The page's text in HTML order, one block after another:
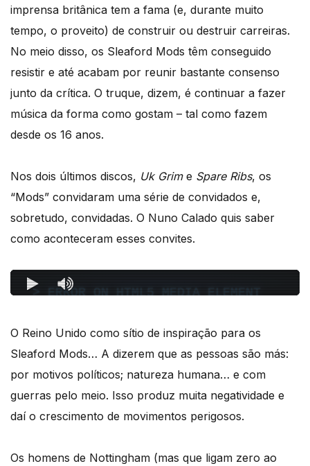
imprensa britânica tem a fama (e, durante muito
tempo, o proveito) de construir ou destruir carreiras.
No meio disso, os Sleaford Mods têm conseguido
resistir e até acabam por reunir bastante consenso
junto da crítica. O truque, dizem, é continuar a fazer
música da forma como gostam – tal como fazem
desde os 16 anos.
Nos dois últimos discos, Uk Grim e Spare Ribs, os
“Mods” convidaram uma série de convidados e,
sobretudo, convidadas. O Nuno Calado quis saber
como aconteceram esses convites.
O Reino Unido como sítio de inspiração para os
Sleaford Mods… A dizerem que as pessoas são más:
por motivos políticos; natureza humana… e com
guerras pelo meio. Isso produz muita negatividade e
daí o crescimento de movimentos perigosos.
Os homens de Nottingham (mas que ligam zero ao